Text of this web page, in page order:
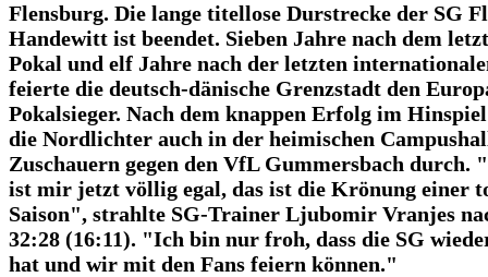
Flensburg. Die lange titellose Durstrecke der SG
Handewitt ist beendet. Sieben Jahre nach dem
Pokal und elf Jahre nach der letzten
feierte die deutsch-dänische Grenzstadt den
Pokalsieger. Nach dem knappen Erfolg im
die Nordlichter auch in der heimischen
Zuschauern gegen den VfL Gummersbach durch.
ist mir jetzt völlig egal, das ist die Krönung einer
Saison", strahlte SG-Trainer Ljubomir Vranjes
32:28 (16:11). "Ich bin nur froh, dass die SG
hat und wir mit den Fans feiern können."